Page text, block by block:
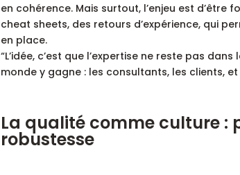
en cohérence. Mais surtout, l’enjeu est
cheat sheets, des retours d’expérience, qui
en place.
“L’idée, c’est que l’expertise ne reste pas
monde y gagne : les consultants, les clients,
La qualité comme culture :
robustesse